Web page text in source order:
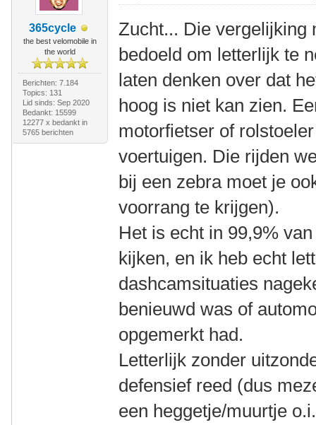
365cycle
the best velomobile in
the world
Berichten: 7.184
Topics: 131
Lid sinds: Sep 2020
Bedankt: 15599
12277 x bedankt in
5765 berichten
Zucht... Die vergelijking
bedoeld om letterlijk te
laten denken over dat
hoog is niet kan zien.
motorfietser of
voertuigen. Die rijden
bij een zebra moet je
voorrang te krijgen).
Het is echt in 99,9%
kijken, en ik heb echt
dashcamsituaties
benieuwd was of
opgemerkt had.
Letterlijk zonder
defensief reed (dus
een heggetje/muurtje